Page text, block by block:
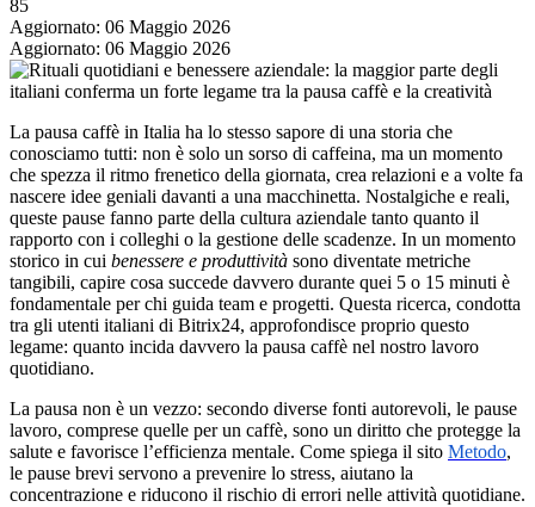
85
Aggiornato: 06 Maggio 2026
Aggiornato: 06 Maggio 2026
La pausa caffè in Italia ha lo stesso sapore di una storia che
conosciamo tutti: non è solo un sorso di caffeina, ma un momento
che spezza il ritmo frenetico della giornata, crea relazioni e a volte fa
nascere idee geniali davanti a una macchinetta. Nostalgiche e reali,
queste pause fanno parte della cultura aziendale tanto quanto il
rapporto con i colleghi o la gestione delle scadenze. In un momento
storico in cui benessere e produttività sono diventate metriche
tangibili, capire cosa succede davvero durante quei 5 o 15 minuti è
fondamentale per chi guida team e progetti. Questa ricerca, condotta
tra gli utenti italiani di Bitrix24, approfondisce proprio questo
legame: quanto incida davvero la pausa caffè nel nostro lavoro
quotidiano.
La pausa non è un vezzo: secondo diverse fonti autorevoli, le pause
lavoro, comprese quelle per un caffè, sono un diritto che protegge la
salute e favorisce l’efficienza mentale. Come spiega il sito Metodo,
le pause brevi servono a prevenire lo stress, aiutano la
concentrazione e riducono il rischio di errori nelle attività quotidiane.